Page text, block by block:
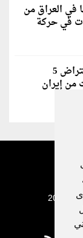
في العراق من
في حركة
الجيش الأردني يعلن اعتراض 5
من إيران